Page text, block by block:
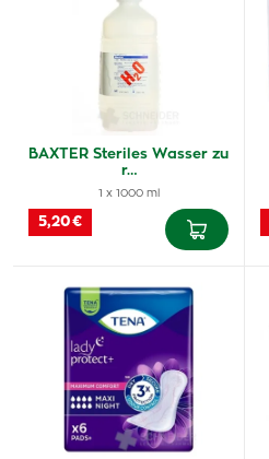
BAXTER Steriles Wasser zu
r…
1 x 1000 ml
5,20 €